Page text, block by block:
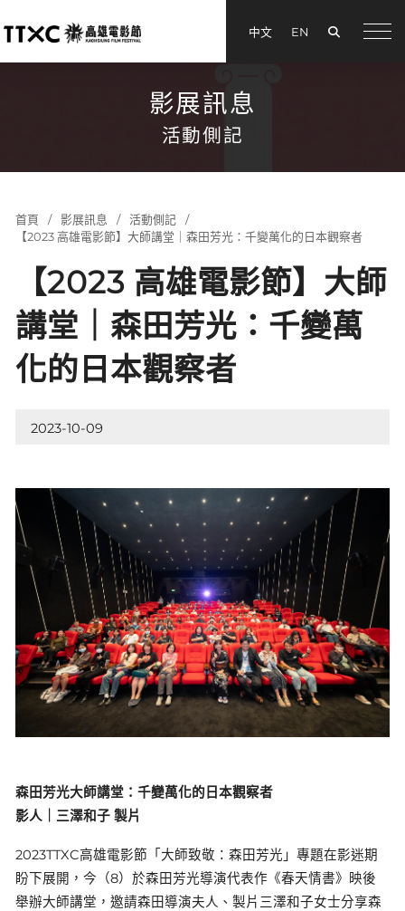
中文 EN
影展訊息
活動側記
首頁 影展訊息
活動側記
【2023 高雄電影節】大師講堂｜森田芳光：千變萬化的日本觀察者
【2023 高雄電影節】大師
講堂｜森田芳光：千變萬
化的日本觀察者
2023-10-09
森田芳光大師講堂：千變萬化的日本觀察者
影人｜三澤和子 製片
2023TTXC高雄電影節「大師致敬：森田芳光」專題在影迷期
盼下展開，今（8）於森田芳光導演代表作《春天情書》映後
舉辦大師講堂，邀請森田導演夫人、製片三澤和子女士分享森